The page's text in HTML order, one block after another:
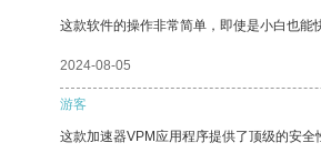
这款软件的操作非常简单，即使是小白也能
2024-08-05
游客
这款加速器VPM应用程序提供了顶级的安全